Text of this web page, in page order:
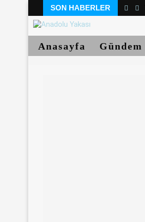
SON HABERLER
Anasayfa Gündem